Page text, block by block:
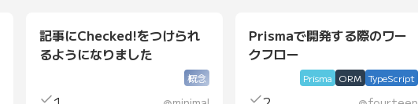
記事にChecked!をつけられ
るようになりました
概念
Prismaで開発する際のワー
クフロー
Prisma ORM TypeScript